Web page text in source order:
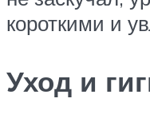
короткими и
Уход и